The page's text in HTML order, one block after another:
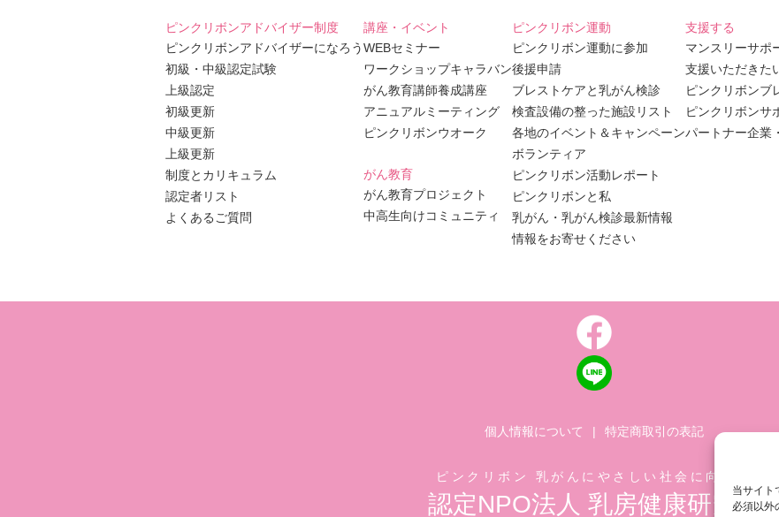
当サイト
必須以外
ピンクリボンアドバイザー制度
ピンクリボンアドバイザーになろう
初級・中級認定試験
上級認定
初級更新
中級更新
上級更新
制度とカリキュラム
認定者リスト
よくあるご質問
講座・イベント
WEBセミナー
ワークショップキャラバン
がん教育講師養成講座
アニュアルミーティング
ピンクリボンウオーク
がん教育
がん教育プロジェクト
中高生向けコミュニティ
ピンクリボン運動
ピンクリボン運動に参加
後援申請
ブレストケアと乳がん検診
検査設備の整った施設リスト
各地のイベント＆キャンペーン
ボランティア
ピンクリボン活動レポート
ピンクリボンと私
乳がん・乳がん検診最新情報
情報をお寄せください
支援する
マンスリーサポ
支援いただきた
ピンクリボンブ
ピンクリボンサ
パートナー企業
個人情報について | 特定商取引の表記
ピンクリボン 乳がんにやさしい社会に向けて
認定NPO法人 乳房健康研究会